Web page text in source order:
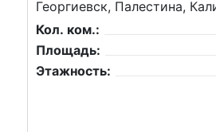
Георгиевск, Палестина,
Кол. ком.:
Площадь:
Этажность: